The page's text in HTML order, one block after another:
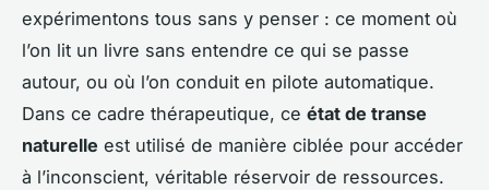
expérimentons tous sans y penser : ce moment où
l’on lit un livre sans entendre ce qui se passe
autour, ou où l’on conduit en pilote automatique.
Dans ce cadre thérapeutique, ce état de transe
naturelle est utilisé de manière ciblée pour accéder
à l’inconscient, véritable réservoir de ressources.